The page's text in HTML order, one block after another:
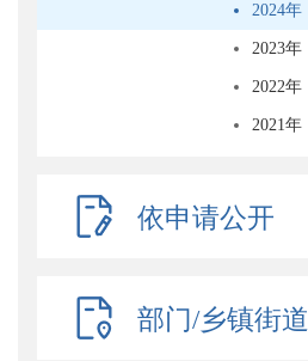
2024年
2023年
2022年
2021年
依申请公开
部门/乡镇街道